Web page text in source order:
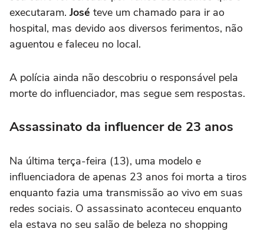
executaram. José teve um chamado para ir ao
hospital, mas devido aos diversos ferimentos, não
aguentou e faleceu no local.
A polícia ainda não descobriu o responsável pela
morte do influenciador, mas segue sem respostas.
Assassinato da influencer de 23 anos
Na última terça-feira (13), uma modelo e
influenciadora de apenas 23 anos foi morta a tiros
enquanto fazia uma transmissão ao vivo em suas
redes sociais. O assassinato aconteceu enquanto
ela estava no seu salão de beleza no shopping